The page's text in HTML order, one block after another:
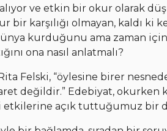
ve etkin bir okur olarak
karşılığı olmayan, kaldı ki
kurduğunu ama zaman
ona nasıl anlatmalı?
Felski, “öylesine birer
değildir.” Edebiyat,
etkilerine açık tuttuğumuz bir